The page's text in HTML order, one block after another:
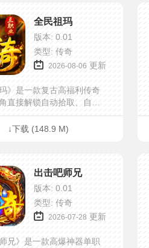
全民祖玛
版本: 0.01
类型: 传奇
2026-08-06 更新
玛》是一款复古高福利传奇
直接解锁自动拾取、自动
功能，每日能够领取 328
材料就能免费激活会员。
有内置三折福利，零氪、
能拥有舒适的游戏体验！
↓下载 (148.9 M)
出击吧师兄
版本: 0.01
类型: 传奇
2026-07-28 更新
师兄》是一款高爆神器单职